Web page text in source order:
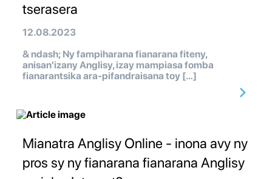
tserasera
12.08.2023
& ndash; Ny fampiharana fianarana fiteny,
anisan'izany Anglisy, izay mampiasa fomba
fianarantsika ara-pifandraisana toy […]
Mianatra Anglisy Online - inona avy ny
pros sy ny fianarana fianarana Anglisy